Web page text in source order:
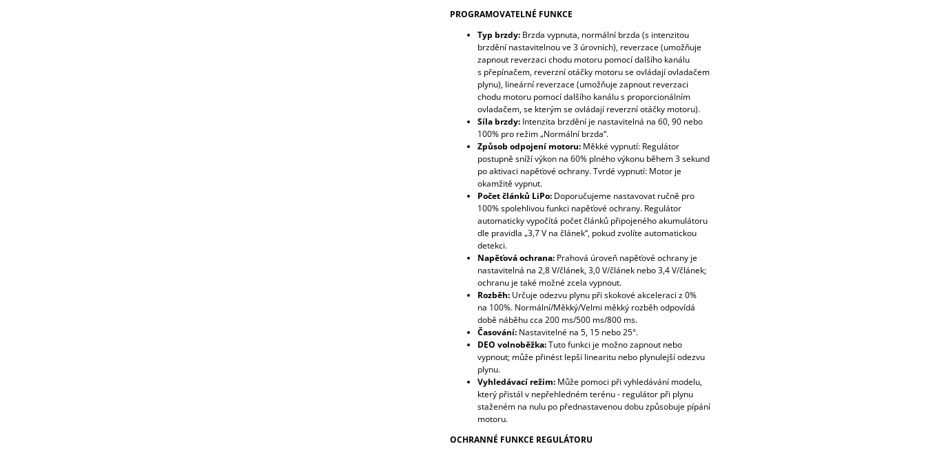
PROGRAMOVATELNÉ FUNKCE
Typ brzdy: Brzda vypnuta, normální brzda (s intenzitou
brzdění nastavitelnou ve 3 úrovních), reverzace (umožňuje
zapnout reverzaci chodu motoru pomocí dalšího kanálu
s přepínačem, reverzní otáčky motoru se ovládají ovladačem
plynu), lineární reverzace (umožňuje zapnout reverzaci
chodu motoru pomocí dalšího kanálu s proporcionálním
ovladačem, se kterým se ovládají reverzní otáčky motoru).
Síla brzdy: Intenzita brzdění je nastavitelná na 60, 90 nebo
100% pro režim „Normální brzda“.
Způsob odpojení motoru: Měkké vypnutí: Regulátor
postupně sníží výkon na 60% plného výkonu během 3 sekund
po aktivaci napěťové ochrany. Tvrdé vypnutí: Motor je
okamžitě vypnut.
Počet článků LiPo: Doporučujeme nastavovat ručně pro
100% spolehlivou funkci napěťové ochrany. Regulátor
automaticky vypočítá počet článků připojeného akumulátoru
dle pravidla „3,7 V na článek“, pokud zvolíte automatickou
detekci.
Napěťová ochrana: Prahová úroveň napěťové ochrany je
nastavitelná na 2,8 V/článek, 3,0 V/článek nebo 3,4 V/článek;
ochranu je také možné zcela vypnout.
Rozběh: Určuje odezvu plynu při skokové akceleraci z 0%
na 100%. Normální/Měkký/Velmi měkký rozběh odpovídá
době náběhu cca 200 ms/500 ms/800 ms.
Časování: Nastavitelné na 5, 15 nebo 25°.
DEO volnoběžka: Tuto funkci je možno zapnout nebo
vypnout; může přinést lepší linearitu nebo plynulejší odezvu
plynu.
Vyhledávací režim: Může pomoci při vyhledávání modelu,
který přistál v nepřehledném terénu - regulátor při plynu
staženém na nulu po přednastavenou dobu způsobuje pípání
motoru.
OCHRANNÉ FUNKCE REGULÁTORU